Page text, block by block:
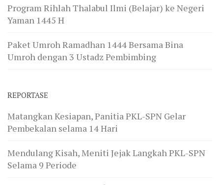
Program Rihlah Thalabul Ilmi (Belajar) ke Negeri
Yaman 1445 H
Paket Umroh Ramadhan 1444 Bersama Bina
Umroh dengan 3 Ustadz Pembimbing
REPORTASE
Matangkan Kesiapan, Panitia PKL-SPN Gelar
Pembekalan selama 14 Hari
Mendulang Kisah, Meniti Jejak Langkah PKL-SPN
Selama 9 Periode